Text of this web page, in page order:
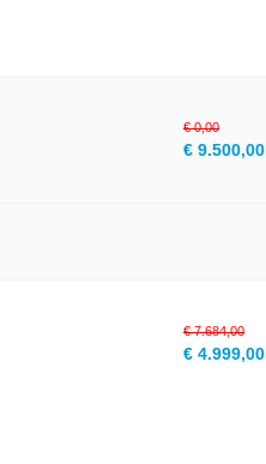
€ 0,00
€ 9.500,00
€ 7.684,00
€ 4.999,00